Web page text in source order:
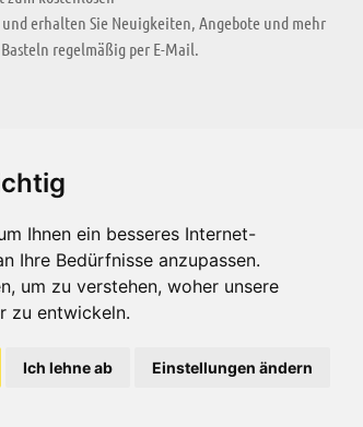
Ihnen ein besseres Internet-
Ihre Bedürfnisse anzupassen.
um zu verstehen, woher unsere
zu entwickeln.
Ich lehne ab Einstellungen ändern
erhalten Sie Neuigkeiten, Angebote und mehr
regelmäßig per E-Mail.
Es gibt uns auch in